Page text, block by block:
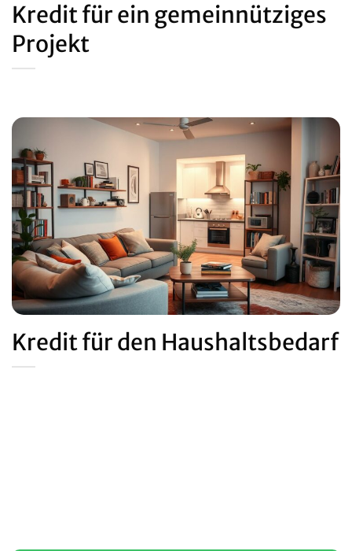
Kredit für ein gemeinnütziges
Projekt
Kredit für den Haushaltsbedarf